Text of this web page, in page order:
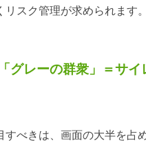
リスク管理が求められます。
グレーの群衆」＝サ
すべきは、画面の大半を占